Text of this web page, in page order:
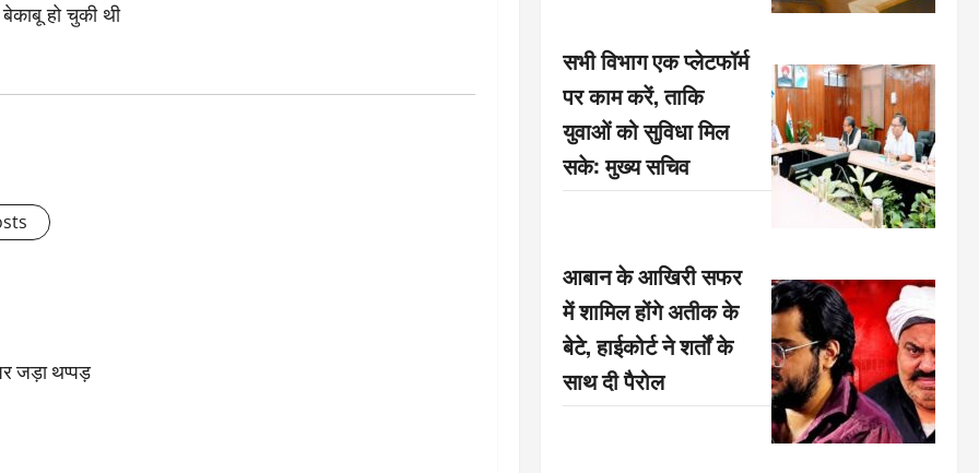
हो चुकी थी
जड़ा थप्पड़
सभी विभाग एक प्लेटफॉर्म
पर काम करें, ताकि
युवाओं को सुविधा मिल
सके: मुख्य सचिव
आबान के आखिरी सफर
में शामिल होंगे अतीक के
बेटे, हाईकोर्ट ने शर्तों के
साथ दी पैरोल